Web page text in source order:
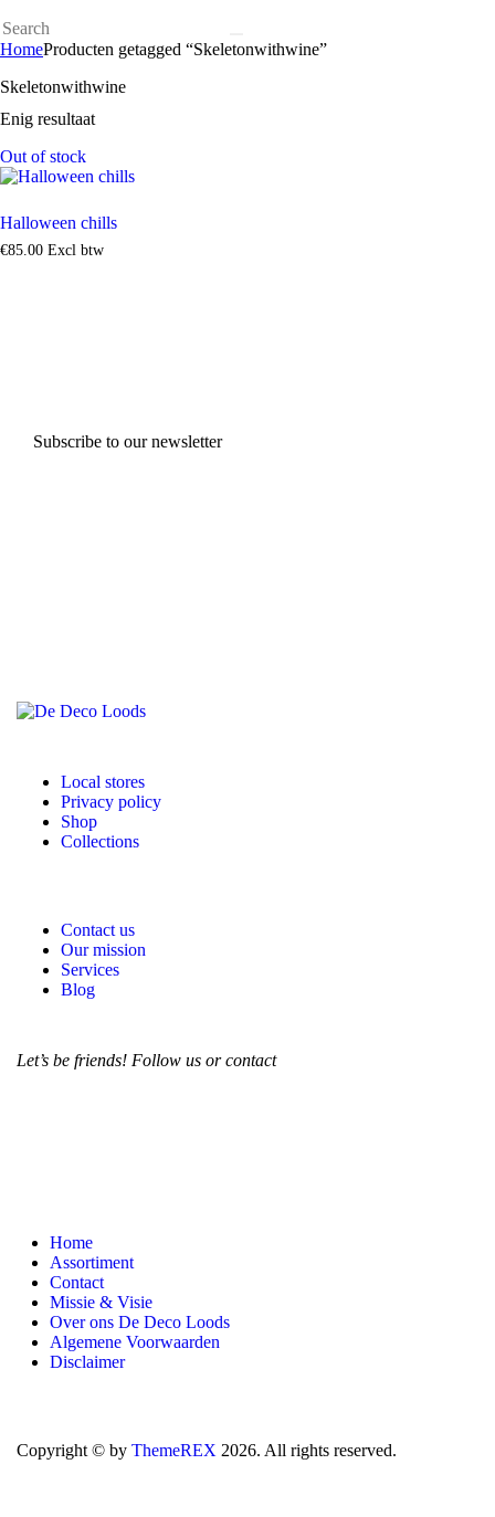
HomeProducten getagged “Skeletonwithwine”
Skeletonwithwine
Enig resultaat
Out of stock
Halloween chills
€85 00 Excl btw
Subscribe to our newsletter
Local stores
Privacy policy
Shop
Collections
Contact us
Our mission
Services
Blog
Let’s be friends! Follow us or contact
Home
Assortiment
Contact
Missie & Visie
Over ons De Deco Loods
Algemene Voorwaarden
Disclaimer
Copyright © by ThemeREX 2026. All rights reserved.